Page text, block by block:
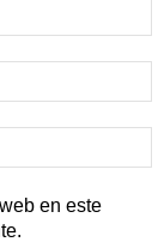
en este